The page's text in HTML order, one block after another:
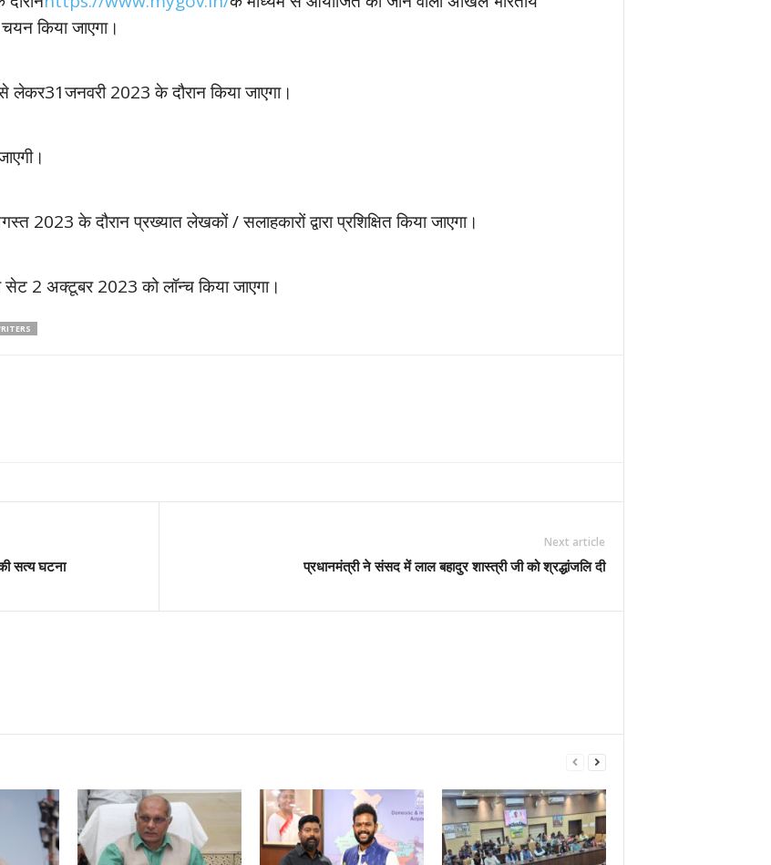
किया जाएगा।
लेकर31जनवरी 2023 के दौरान किया जाएगा।
के दौरान प्रख्यात लेखकों / सलाहकारों द्वारा प्रशिक्षित किया जाएगा।
2 अक्टूबर 2023 को लॉन्च किया जाएगा।
सत्य घटना
Next article
प्रधानमंत्री ने संसद में लाल बहादुर शास्त्री जी को श्रद्धांजलि दी